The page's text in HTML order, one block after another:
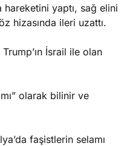
yaptı, sağ elini
hizasında ileri uzattı.
İsrail ile olan
olarak bilinir ve
faşistlerin selamı